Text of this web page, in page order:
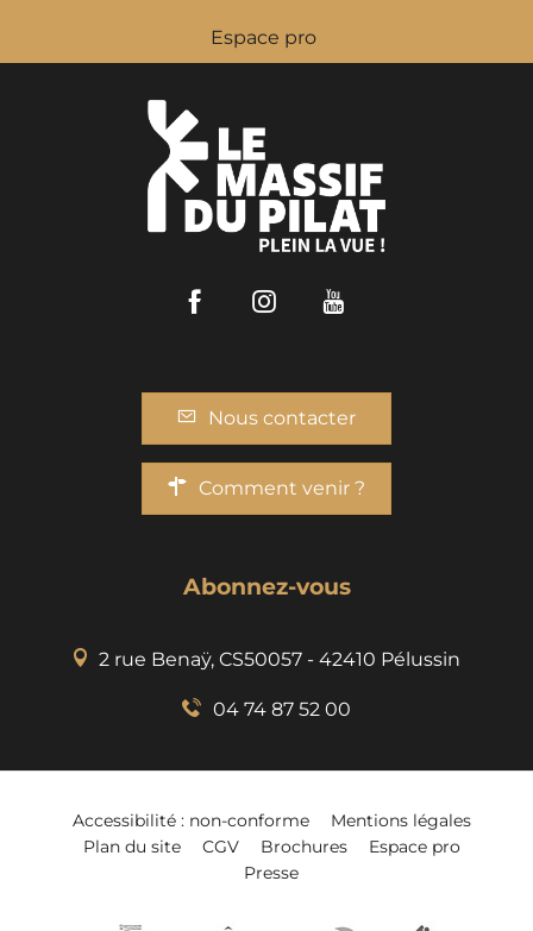
Espace pro
FacebookInstagram
Nous contacter
Comment venir ?
Abonnez-vous
2 rue Benaÿ, CS50057 - 42410 Pélussin
04 74 87 52 00
Accessibilité : non-conforme
Mentions légales
Plan du site
CGV Brochures
Espace pro
Presse